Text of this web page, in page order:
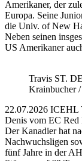
Amerikaner, der
Europa. Seine
die Univ. of New
Neben seinen
US Amerikaner
Travis ST.
Krainbucher
22.07.2026 ICEHL
Denis vom EC Red
Der Kanadier hat
Nachwuchsligen
fünf Jahre in der